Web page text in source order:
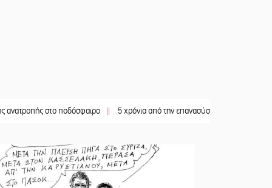
στο ποδόσφαιρο || 5 χρόνια από την επανασύσταση της ΙΜ Παναγίας